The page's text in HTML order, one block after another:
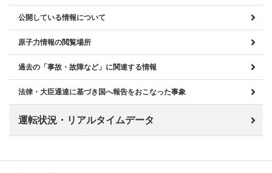
公開している情報について
原子力情報の閲覧場所
過去の「事故・故障など」に関連する情報
法律・大臣通達に基づき国へ報告をおこなった事象
運転状況・リアルタイムデータ